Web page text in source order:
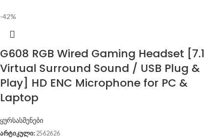
-42%
G608 RGB Wired Gaming Headset [7.1
Virtual Surround Sound / USB Plug &
Play] HD ENC Microphone for PC &
Laptop
ყურსასმენები
არტიკული: 2562626